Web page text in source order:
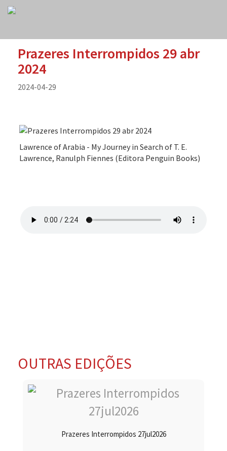
Prazeres Interrompidos 29 abr
2024
2024-04-29
Lawrence of Arabia - My Journey in Search of T. E.
Lawrence, Ranulph Fiennes (Editora Penguin Books)
OUTRAS EDIÇÕES
Prazeres Interrompidos 27jul2026